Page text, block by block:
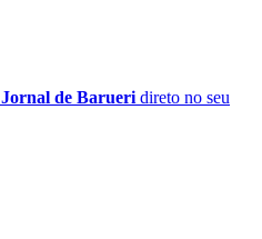
Jornal de Barueri direto no seu